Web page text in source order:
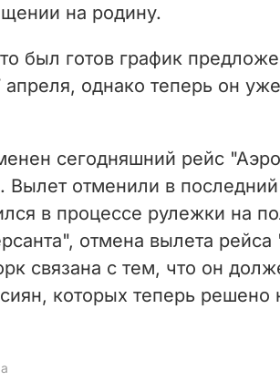
d
e
o
на родину.
был готов график
однако теперь он
сегодняшний рейс
отменили в
в процессе рулежки на
отмена вылета рейса
связана с тем, что он
которых теперь решено